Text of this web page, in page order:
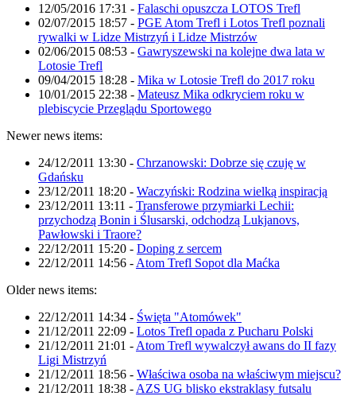
12/05/2016 17:31 - Falaschi opuszcza LOTOS Trefl
02/07/2015 18:57 - PGE Atom Trefl i Lotos Trefl poznali
rywalki w Lidze Mistrzyń i Lidze Mistrzów
02/06/2015 08:53 - Gawryszewski na kolejne dwa lata w
Lotosie Trefl
09/04/2015 18:28 - Mika w Lotosie Trefl do 2017 roku
10/01/2015 22:38 - Mateusz Mika odkryciem roku w
plebiscycie Przeglądu Sportowego
Newer news items:
24/12/2011 13:30 - Chrzanowski: Dobrze się czuję w
Gdańsku
23/12/2011 18:20 - Waczyński: Rodzina wielką inspiracją
23/12/2011 13:11 - Transferowe przymiarki Lechii:
przychodzą Bonin i Ślusarski, odchodzą Lukjanovs,
Pawłowski i Traore?
22/12/2011 15:20 - Doping z sercem
22/12/2011 14:56 - Atom Trefl Sopot dla Maćka
Older news items:
22/12/2011 14:34 - Święta "Atomówek"
21/12/2011 22:09 - Lotos Trefl opada z Pucharu Polski
21/12/2011 21:01 - Atom Trefl wywalczył awans do II fazy
Ligi Mistrzyń
21/12/2011 18:56 - Właściwa osoba na właściwym miejscu?
21/12/2011 18:38 - AZS UG blisko ekstraklasy futsalu